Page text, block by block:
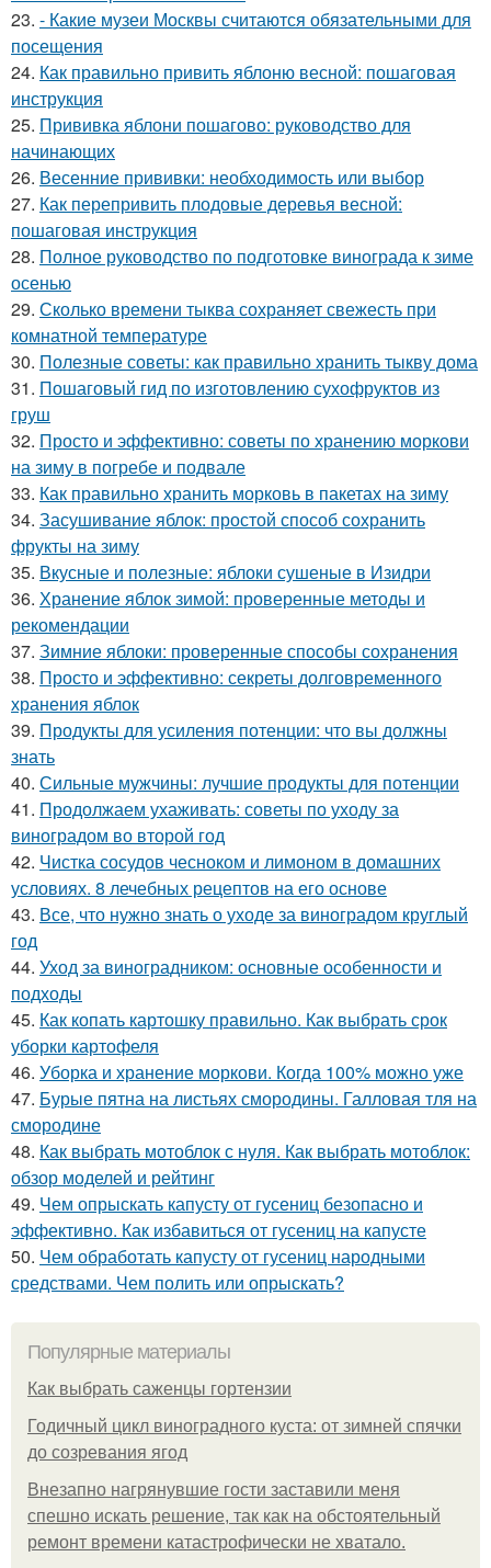
23. - Какие музеи Москвы считаются обязательными для
посещения
24. Как правильно привить яблоню весной: пошаговая
инструкция
25. Прививка яблони пошагово: руководство для
начинающих
26. Весенние прививки: необходимость или выбор
27. Как перепривить плодовые деревья весной:
пошаговая инструкция
28. Полное руководство по подготовке винограда к зиме
осенью
29. Сколько времени тыква сохраняет свежесть при
комнатной температуре
30. Полезные советы: как правильно хранить тыкву дома
31. Пошаговый гид по изготовлению сухофруктов из
груш
32. Просто и эффективно: советы по хранению моркови
на зиму в погребе и подвале
33. Как правильно хранить морковь в пакетах на зиму
34. Засушивание яблок: простой способ сохранить
фрукты на зиму
35. Вкусные и полезные: яблоки сушеные в Изидри
36. Хранение яблок зимой: проверенные методы и
рекомендации
37. Зимние яблоки: проверенные способы сохранения
38. Просто и эффективно: секреты долговременного
хранения яблок
39. Продукты для усиления потенции: что вы должны
знать
40. Сильные мужчины: лучшие продукты для потенции
41. Продолжаем ухаживать: советы по уходу за
виноградом во второй год
42. Чистка сосудов чесноком и лимоном в домашних
условиях. 8 лечебных рецептов на его основе
43. Все, что нужно знать о уходе за виноградом круглый
год
44. Уход за виноградником: основные особенности и
подходы
45. Как копать картошку правильно. Как выбрать срок
уборки картофеля
46. Уборка и хранение моркови. Когда 100% можно уже
47. Бурые пятна на листьях смородины. Галловая тля на
смородине
48. Как выбрать мотоблок с нуля. Как выбрать мотоблок:
обзор моделей и рейтинг
49. Чем опрыскать капусту от гусениц безопасно и
эффективно. Как избавиться от гусениц на капусте
50. Чем обработать капусту от гусениц народными
средствами. Чем полить или опрыскать?
Популярные материалы
Как выбрать саженцы гортензии
Годичный цикл виноградного куста: от зимней спячки
до созревания ягод
Внезапно нагрянувшие гости заставили меня
спешно искать решение, так как на обстоятельный
ремонт времени катастрофически не хватало.